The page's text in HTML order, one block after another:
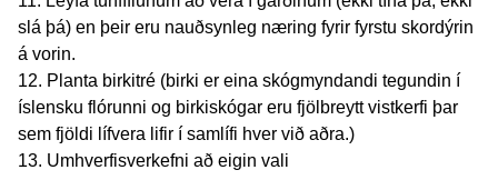
slá þá) en þeir eru nauðsynleg næring fyrir fyrstu skordýrin
á vorin.
12. Planta birkitré (birki er eina skógmyndandi tegundin í
íslensku flórunni og birkiskógar eru fjölbreytt vistkerfi þar
sem fjöldi lífvera lifir í samlífi hver við aðra.)
13. Umhverfisverkefni að eigin vali